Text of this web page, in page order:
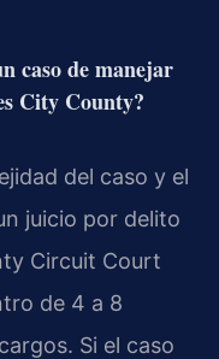
caso de manejar
City County?
del caso y el
juicio por delito
Circuit Court
de 4 a 8
Si el caso